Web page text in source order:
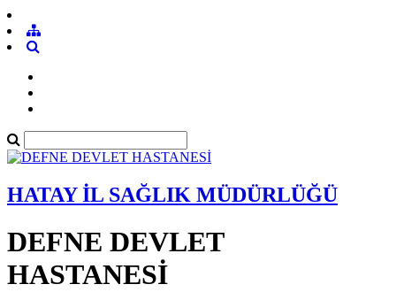
HATAY İL SAĞLIK MÜDÜRLÜĞÜ
DEFNE DEVLET
HASTANESİ